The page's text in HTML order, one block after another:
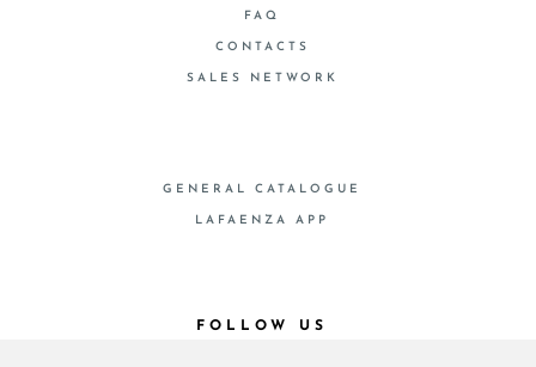
FAQ
CONTACTS
SALES NETWORK
GENERAL CATALOGUE
LAFAENZA APP
FOLLOW US